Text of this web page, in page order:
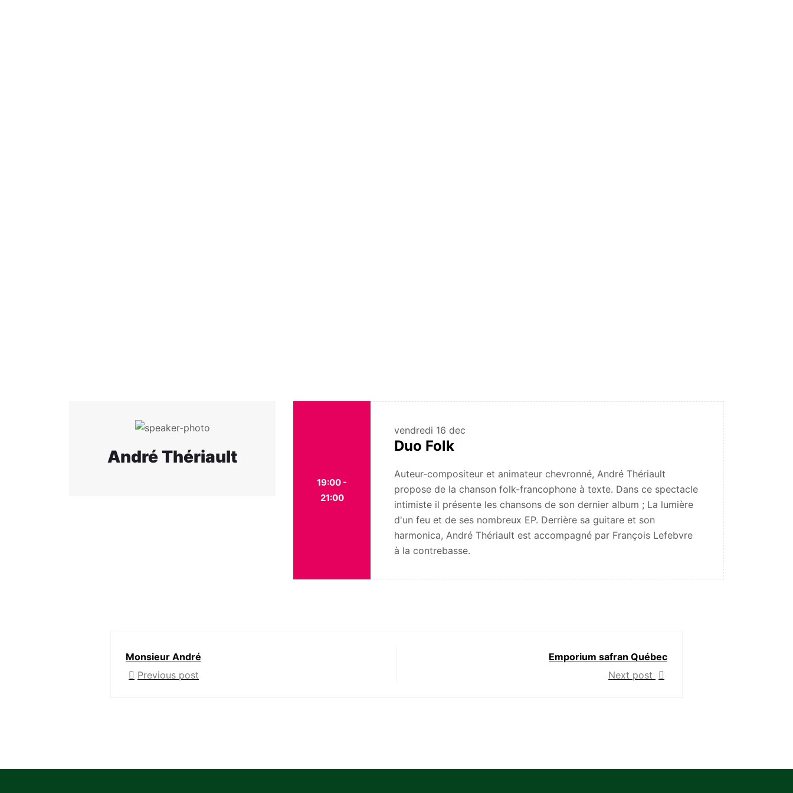
André Thériault
19:00 -
21:00
vendredi 16 dec
Duo Folk
Auteur-compositeur et animateur chevronné, André Thériault
propose de la chanson folk-francophone à texte. Dans ce spectacle
intimiste il présente les chansons de son dernier album ; La lumière
d'un feu et de ses nombreux EP. Derrière sa guitare et son
harmonica, André Thériault est accompagné par François Lefebvre
à la contrebasse.
Monsieur André
Previous post
Emporium safran Québec
Next post